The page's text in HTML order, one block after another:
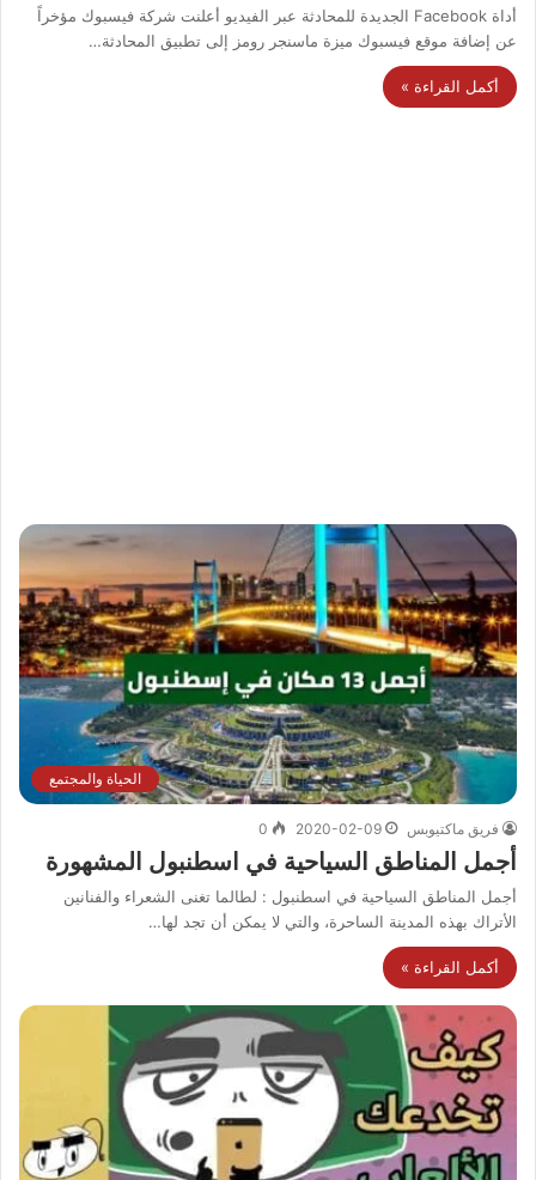
أداة Facebook الجديدة للمحادثة عبر الفيديو أعلنت شركة فيسبوك مؤخراً
عن إضافة موقع فيسبوك ميزة ماسنجر رومز إلى تطبيق المحادثة…
أكمل القراءة »
الحياة والمجتمع
فريق ماكتيوبس 2020-02-09
0
أجمل المناطق السياحية في اسطنبول المشهورة
أجمل المناطق السياحية في اسطنبول : لطالما تغنى الشعراء والفنانين
الأتراك بهذه المدينة الساحرة، والتي لا يمكن أن تجد لها…
أكمل القراءة »